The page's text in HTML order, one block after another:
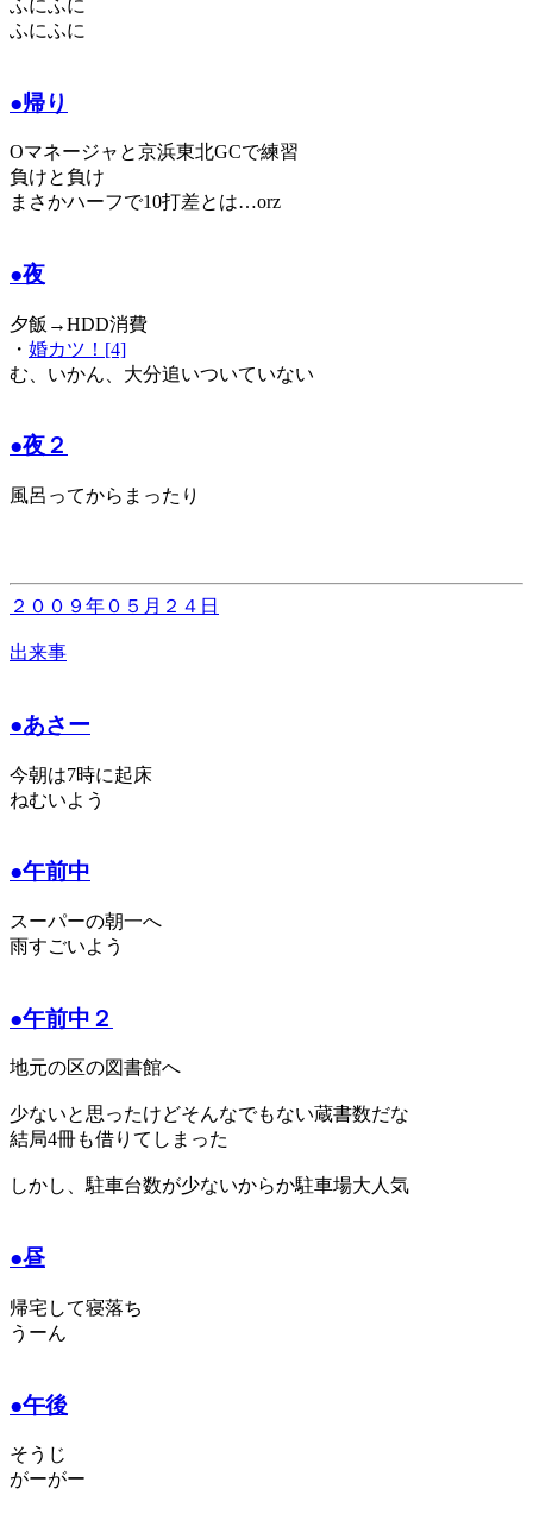
ふにふに
ふにふに
●帰り
Oマネージャと京浜東北GCで練習
負けと負け
まさかハーフで10打差とは…orz
●夜
夕飯→HDD消費
・ 婚カツ！[4]
む、いかん、大分追いついていない
●夜２
風呂ってからまったり
２００９年０５月２４日
出来事
●あさー
今朝は7時に起床
ねむいよう
●午前中
スーパーの朝一へ
雨すごいよう
●午前中２
地元の区の図書館へ
少ないと思ったけどそんなでもない蔵書数だな
結局4冊も借りてしまった
しかし、駐車台数が少ないからか駐車場大人気
●昼
帰宅して寝落ち
うーん
●午後
そうじ
がーがー